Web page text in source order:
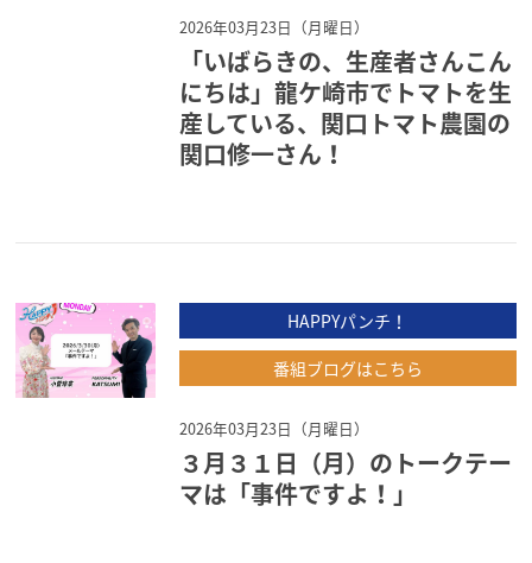
2026年03月23日（月曜日）
「いばらきの、生産者さんこん
にちは」龍ケ崎市でトマトを生
産している、関口トマト農園の
関口修一さん！
HAPPYパンチ！
番組ブログはこちら
2026年03月23日（月曜日）
３月３１日（月）のトークテー
マは「事件ですよ！」